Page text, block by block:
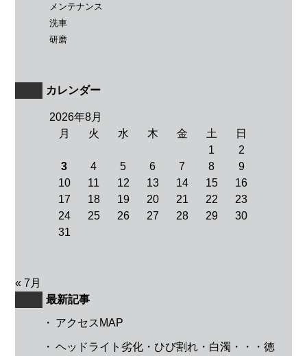
メンテナンス
洗車
研磨
カレンダー
2026年8月
月
火 水 木 金 土
日
1
2
3
4 5 6 7 8
9
10
11 12 13 14 15
16
17
18 19 20 21 22
23
24
25 26 27 28 29
30
31
« 7月
最新記事
・ アクセスMAP
・ ヘッドライト劣化・ひび割れ・白濁・・・徳